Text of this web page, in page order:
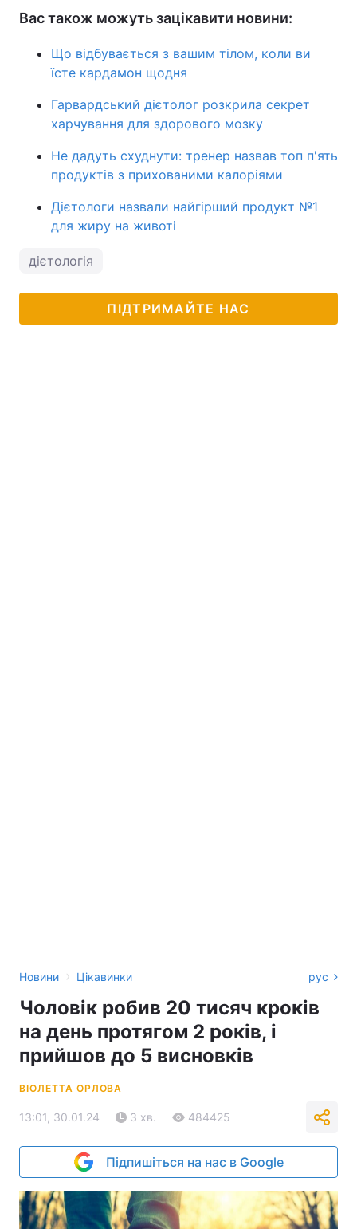
Вас також можуть зацікавити новини:
Що відбувається з вашим тілом, коли ви
їсте кардамон щодня
Гарвардський дієтолог розкрила секрет
харчування для здорового мозку
Не дадуть схуднути: тренер назвав топ п'ять
продуктів з прихованими калоріями
Дієтологи назвали найгірший продукт №1
для жиру на животі
дієтологія
ПІДТРИМАЙТЕ НАС
Новини › Цікавинки рус
Чоловік робив 20 тисяч кроків
на день протягом 2 років, і
прийшов до 5 висновків
ВІОЛЕТТА ОРЛОВА
13:01, 30.01.24 3 хв. 484425
Підпишіться на нас в Google